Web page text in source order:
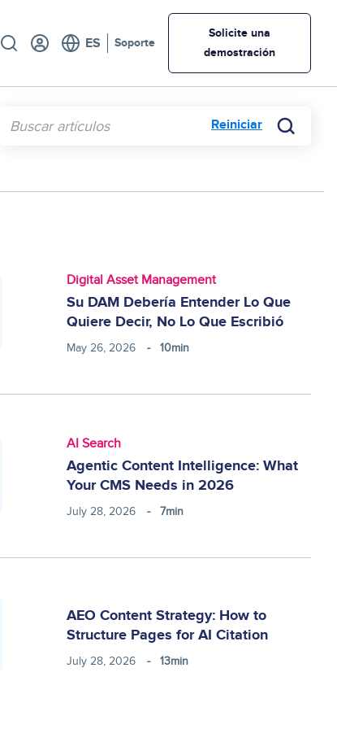
UtilitySoporte
Solicite una
demostración
Reiniciar
Digital Asset Management
Su DAM Debería Entender Lo Que
Quiere Decir, No Lo Que Escribió
May 26, 2026 10min
AI Search
Agentic Content Intelligence: What
Your CMS Needs in 2026
July 28, 2026 7min
AEO Content Strategy: How to
Structure Pages for AI Citation
July 28, 2026 13min